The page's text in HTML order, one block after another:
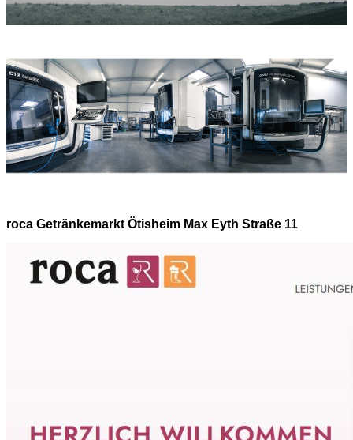
roca Getränkemarkt Ötisheim Max Eyth Straße 11